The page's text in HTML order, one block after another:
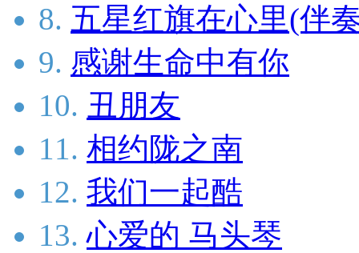
8. 五星红旗在心里(伴
9. 感谢生命中有你
10. 丑朋友
11. 相约陇之南
12. 我们一起酷
13. 心爱的 马头琴